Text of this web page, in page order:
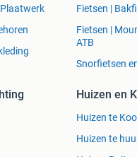
Fietsen |
Fietsen |
ATB
Snorfietsen
Huizen en
Huizen te
Huizen te